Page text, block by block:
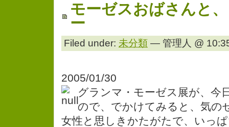
モーゼスおばさんと
ー
Filed under: 未分類 — 管理人 @
2005/01/30
グランマ・モーゼス展が、今
ので、でかけてみると、気の
女性と思しきかたがたで、いっ